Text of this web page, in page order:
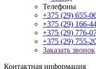
Телефоны
+375 (29) 655-
+375 (29) 166-
+375 (29) 776-
+375 (29) 755-
Заказать звонок
Контактная информация